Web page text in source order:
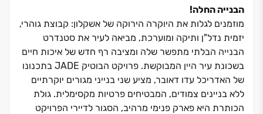
הבנייה החלה!
מוזמנים לגלות את היוקרה הירוקה של אשקלון: קבוצת גוהרי,
יזמית נדל"ן ותיקה ומוערכת, מביאה לעיר את סטנדרט
הבנייה הבלתי מתפשר שלה ומציבה רף חדש של איכות חיים
בשכונת עיר היין המבוקשת. פרויקט הבוטיק JADE בתכנונו
של האדריכל עדו דאובר, מציע שני בנייני מגורים יוקרתיים
ללא בניינים צמודים, המבטיחים פרטיות מקסימלית. גולת
הכותרת היא פארק פנימי מרהיב, הסגור לדיירי הפרויקט